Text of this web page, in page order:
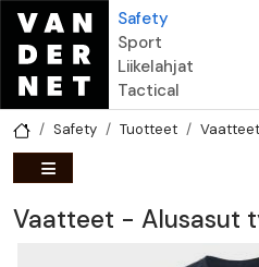
Hyppää pääsisältöön
Safety
Sport
Liikelahjat
Tactical
Safety Tuotteet Vaatteet
Vaatteet - Alusasut